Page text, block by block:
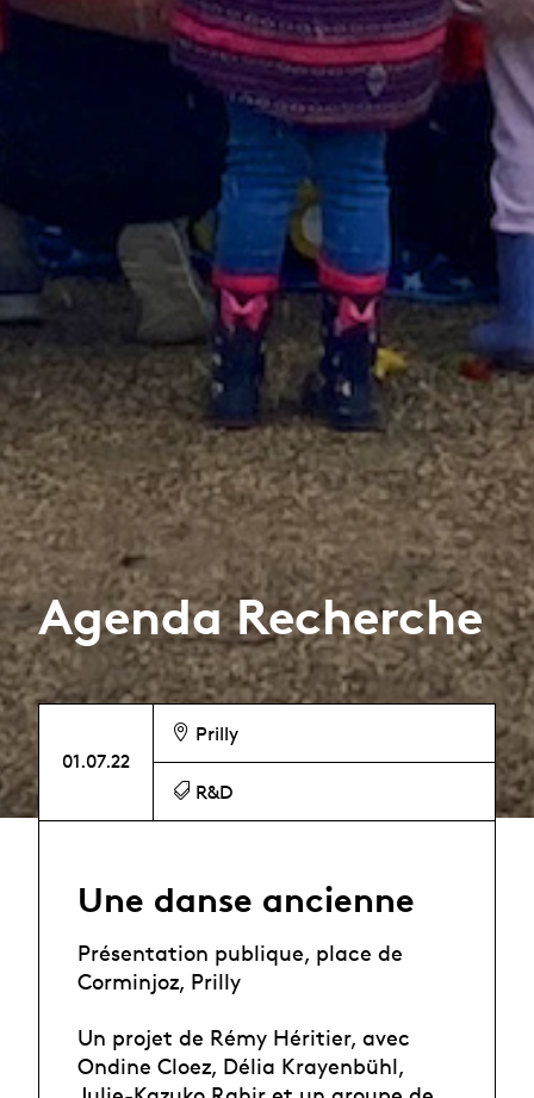
Agenda Recherche
01.07.22
Prilly
R&D
Une danse ancienne
Présentation publique, place de
Corminjoz, Prilly
Un projet de Rémy Héritier, avec
Ondine Cloez, Délia Krayenbühl,